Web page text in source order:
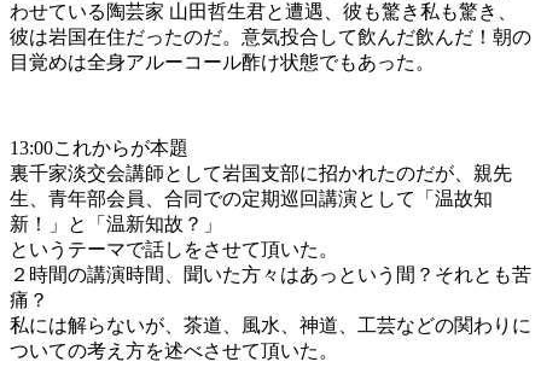
わせている陶芸家 山田哲生君と遭遇、彼も驚き私も驚き、
彼は岩国在住だったのだ。意気投合して飲んだ飲んだ！朝の
目覚めは全身アルーコール酢け状態でもあった。
13:00これからが本題
裏千家淡交会講師として岩国支部に招かれたのだが、親先
生、青年部会員、合同での定期巡回講演として「温故知
新！」と「温新知故？」
というテーマで話しをさせて頂いた。
２時間の講演時間、聞いた方々はあっという間？それとも苦
痛？
私には解らないが、茶道、風水、神道、工芸などの関わりに
ついての考え方を述べさせて頂いた。